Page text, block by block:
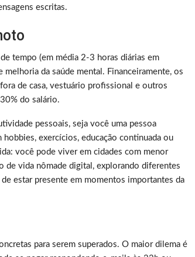
escritas.
tempo (em média 2-3 horas diárias em
da saúde mental. Financeiramente, os
de casa, vestuário profissional e outros
do salário.
pessoais, seja você uma pessoa
exercícios, educação continuada ou
você pode viver em cidades com menor
de vida nômade digital, explorando diferentes
estar presente em momentos importantes da
para serem superados. O maior dilema é